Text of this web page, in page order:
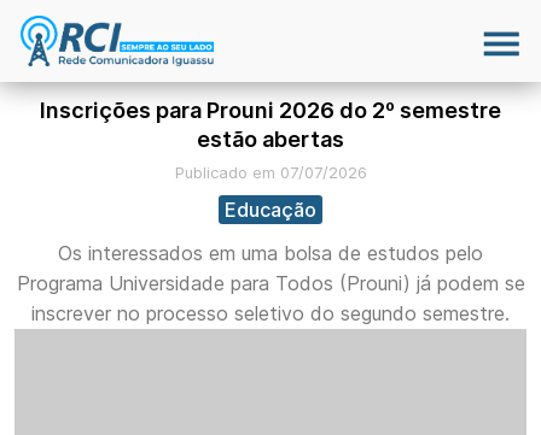
Inscrições para Prouni 2026 do 2º semestre
estão abertas
Publicado em 07/07/2026
Educação
Os interessados em uma bolsa de estudos pelo
Programa Universidade para Todos (Prouni) já podem se
inscrever no processo seletivo do segundo semestre.